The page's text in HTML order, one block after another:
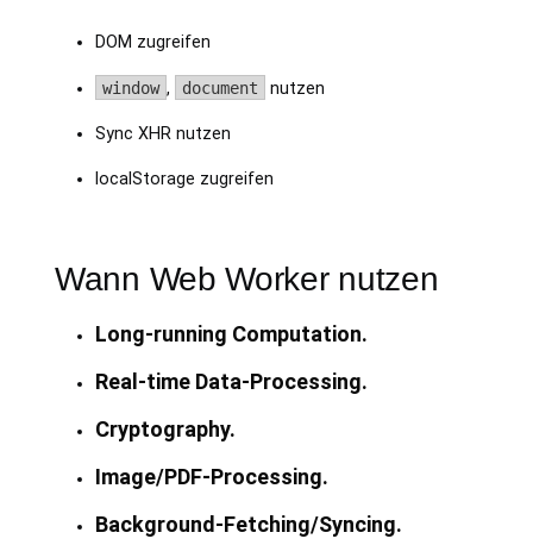
DOM zugreifen
window , document nutzen
Sync XHR nutzen
localStorage zugreifen
Wann Web Worker nutzen
Long-running Computation.
Real-time Data-Processing.
Cryptography.
Image/PDF-Processing.
Background-Fetching/Syncing.